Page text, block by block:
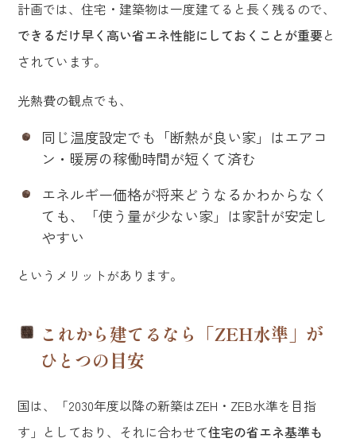
計画では、住宅・建築物は一度建てると長く残るので、
できるだけ早く高い省エネ性能にしておくことが重要と
されています。
光熱費の観点でも、
同じ温度設定でも「断熱が良い家」はエアコ
ン・暖房の稼働時間が短くて済む
エネルギー価格が将来どうなるかわからなく
ても、「使う量が少ない家」は家計が安定し
やすい
というメリットがあります。
これから建てるなら「ZEH水準」が
ひとつの目安
国は、「2030年度以降の新築はZEH・ZEB水準を目指
す」としており、それに合わせて住宅の省エネ基準も